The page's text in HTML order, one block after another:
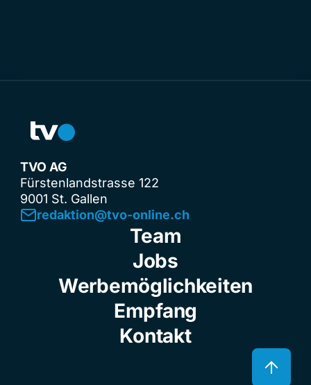
TVO AG
Fürstenlandstrasse 122
9001 St. Gallen
redaktion@tvo-online.ch
Team
Jobs
Werbemöglichkeiten
Empfang
Kontakt